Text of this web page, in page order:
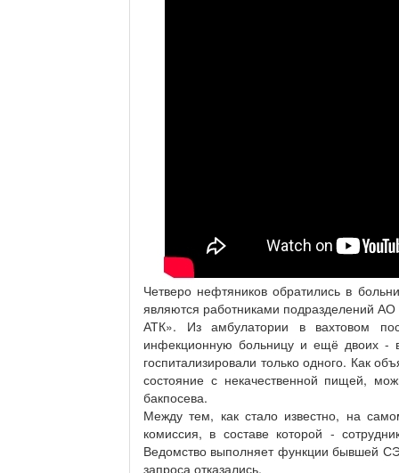
Четверо нефтяников обратились в
являются работниками подразделений
АТК». Из амбулатории в вахтовом
инфекционную больницу и ещё двоих -
госпитализировали только одного. Как
состояние с некачественной пищей,
бакпосева.
Между тем, как стало известно, на
комиссия, в составе которой -
Ведомство выполняет функции бывшей
запроса отказались.